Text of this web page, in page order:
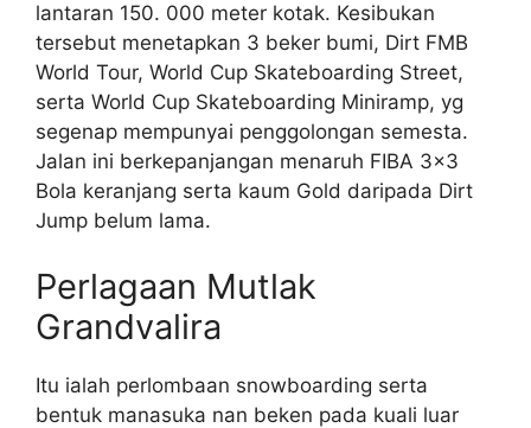
lantaran 150. 000 meter kotak. Kesibukan
tersebut menetapkan 3 beker bumi, Dirt FMB
World Tour, World Cup Skateboarding Street,
serta World Cup Skateboarding Miniramp, yg
segenap mempunyai penggolongan semesta.
Jalan ini berkepanjangan menaruh FIBA 3×3
Bola keranjang serta kaum Gold daripada Dirt
Jump belum lama.
Perlagaan Mutlak
Grandvalira
Itu ialah perlombaan snowboarding serta
bentuk manasuka nan beken pada kuali luar